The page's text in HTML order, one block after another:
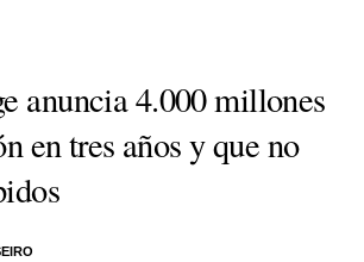
anuncia 4.000 millones
en tres años y que no